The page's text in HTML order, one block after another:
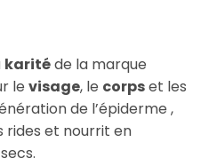
karitéde la marque
le visage, le corpset les
de l’épiderme ,
rides et nourrit en